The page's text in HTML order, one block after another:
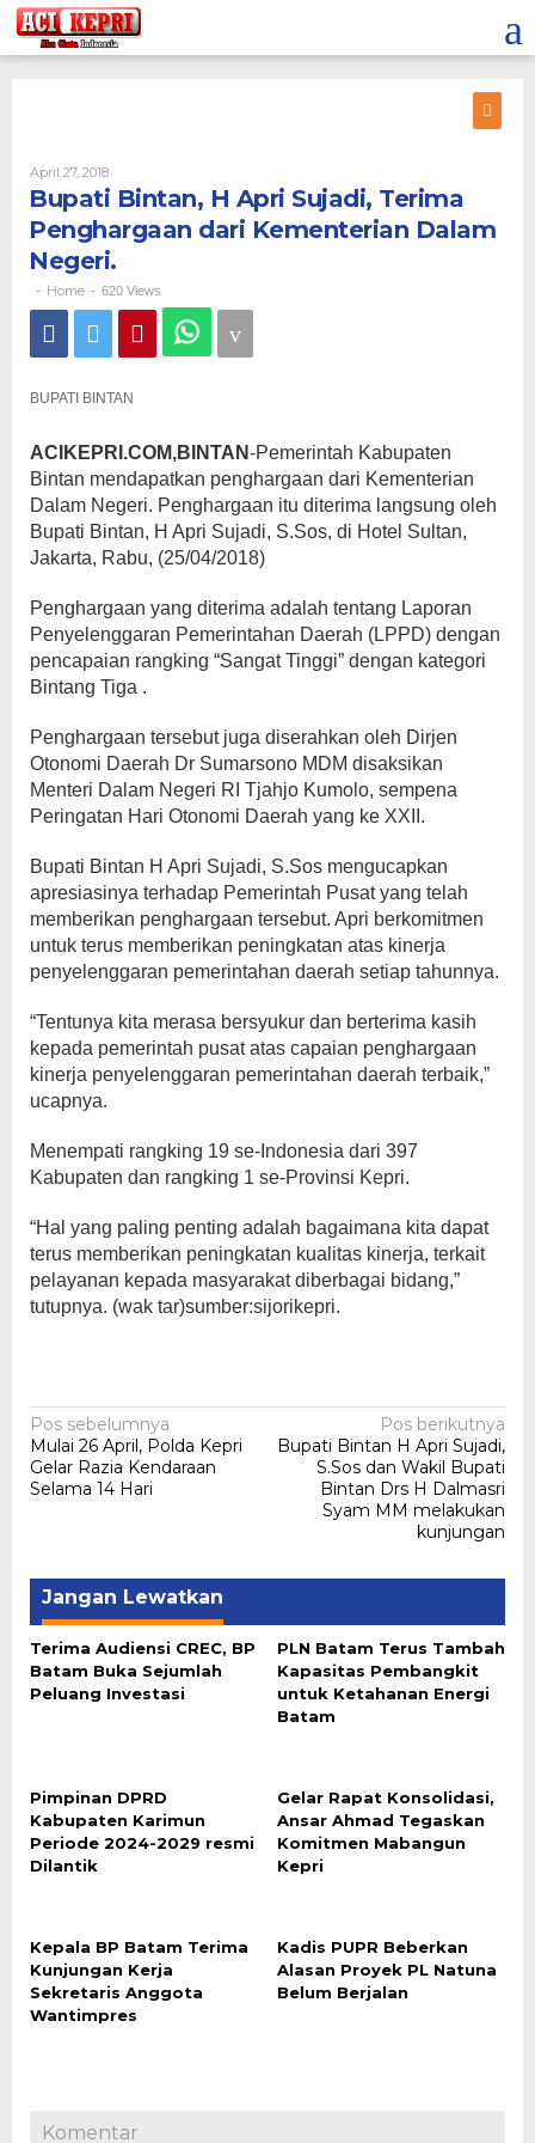
Lewati
ke
konten
April 27, 2018Oleh
Bupati Bintan, H Apri Sujadi, Terima
Penghargaan dari Kementerian Dalam
Negeri.
- Home - 620 Views
BUPATI BINTAN
ACIKEPRI.COM,BINTAN-Pemerintah Kabupaten
Bintan mendapatkan penghargaan dari Kementerian
Dalam Negeri. Penghargaan itu diterima langsung oleh
Bupati Bintan, H Apri Sujadi, S.Sos, di Hotel Sultan,
Jakarta, Rabu, (25/04/2018)
Penghargaan yang diterima adalah tentang Laporan
Penyelenggaran Pemerintahan Daerah (LPPD) dengan
pencapaian rangking “Sangat Tinggi” dengan kategori
Bintang Tiga .
Penghargaan tersebut juga diserahkan oleh Dirjen
Otonomi Daerah Dr Sumarsono MDM disaksikan
Menteri Dalam Negeri RI Tjahjo Kumolo, sempena
Peringatan Hari Otonomi Daerah yang ke XXII.
Bupati Bintan H Apri Sujadi, S.Sos mengucapkan
apresiasinya terhadap Pemerintah Pusat yang telah
memberikan penghargaan tersebut. Apri berkomitmen
untuk terus memberikan peningkatan atas kinerja
penyelenggaran pemerintahan daerah setiap tahunnya.
“Tentunya kita merasa bersyukur dan berterima kasih
kepada pemerintah pusat atas capaian penghargaan
kinerja penyelenggaran pemerintahan daerah terbaik,”
ucapnya.
Menempati rangking 19 se-Indonesia dari 397
Kabupaten dan rangking 1 se-Provinsi Kepri.
“Hal yang paling penting adalah bagaimana kita dapat
terus memberikan peningkatan kualitas kinerja, terkait
pelayanan kepada masyarakat diberbagai bidang,”
tutupnya. (wak tar)sumber:sijorikepri.
Navigasi
pos
Pos sebelumnya
Mulai 26 April, Polda Kepri
Gelar Razia Kendaraan
Selama 14 Hari
Pos berikutnya
Bupati Bintan H Apri Sujadi,
S.Sos dan Wakil Bupati
Bintan Drs H Dalmasri
Syam MM melakukan
kunjungan
Jangan Lewatkan
Terima Audiensi CREC, BP
Batam Buka Sejumlah
Peluang Investasi
PLN Batam Terus Tambah
Kapasitas Pembangkit
untuk Ketahanan Energi
Batam
Pimpinan DPRD
Kabupaten Karimun
Periode 2024-2029 resmi
Dilantik
Gelar Rapat Konsolidasi,
Ansar Ahmad Tegaskan
Komitmen Mabangun
Kepri
Kepala BP Batam Terima
Kunjungan Kerja
Sekretaris Anggota
Wantimpres
Kadis PUPR Beberkan
Alasan Proyek PL Natuna
Belum Berjalan
Komentar